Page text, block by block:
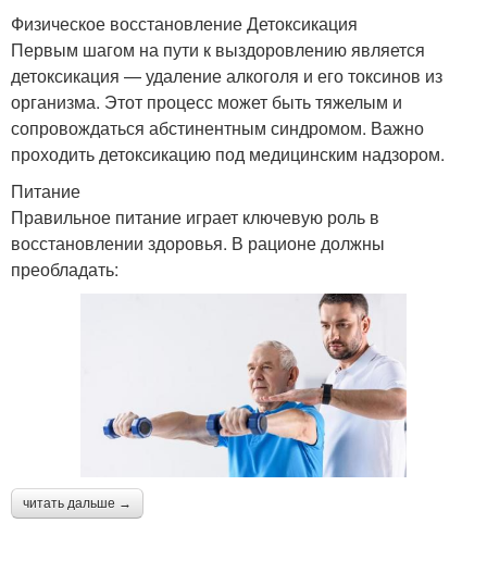
Физическое восстановление Детоксикация
Первым шагом на пути к выздоровлению является
детоксикация — удаление алкоголя и его токсинов из
организма. Этот процесс может быть тяжелым и
сопровождаться абстинентным синдромом. Важно
проходить детоксикацию под медицинским надзором.
Питание
Правильное питание играет ключевую роль в
восстановлении здоровья. В рационе должны
преобладать:
читать дальше →